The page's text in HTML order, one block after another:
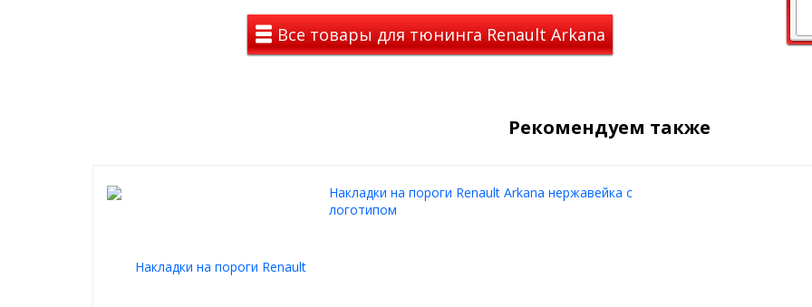
качественный двусторонний 3M скотч, уже приклееный с обратной стороны
Все товары для тюнинга Renault Arkana
Рекомендуем также
Накладки на пороги Renault Arkana нержавейка с
логотипом